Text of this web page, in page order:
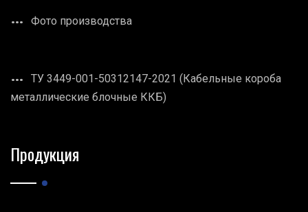
Фото производства
ТУ 3449-001-50312147-2021 (Кабельные короба
металлические блочные ККБ)
Продукция